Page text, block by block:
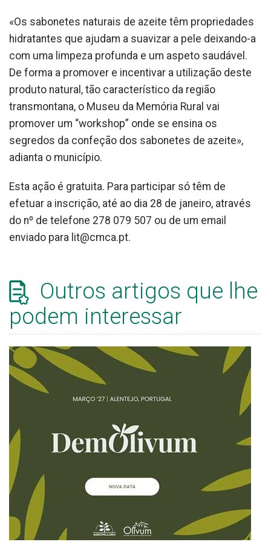
«Os sabonetes naturais de azeite têm propriedades
hidratantes que ajudam a suavizar a pele deixando-a
com uma limpeza profunda e um aspeto saudável.
De forma a promover e incentivar a utilização deste
produto natural, tão característico da região
transmontana, o Museu da Memória Rural vai
promover um “workshop” onde se ensina os
segredos da confeção dos sabonetes de azeite»,
adianta o município.
Esta ação é gratuita. Para participar só têm de
efetuar a inscrição, até ao dia 28 de janeiro, através
do nº de telefone 278 079 507 ou de um email
enviado para lit@cmca.pt.
Outros artigos que lhe
podem interessar